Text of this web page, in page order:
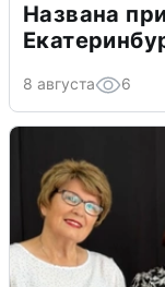
Названа
8 августа 6